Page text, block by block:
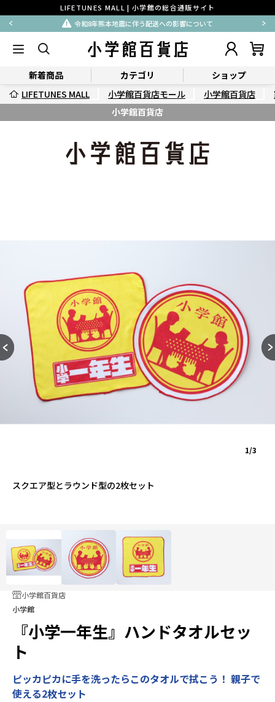
LIFETUNES MALL | 小学館の総合通販サイト
令和8年熊本地震に伴う配送への影響について
新着商品 カテゴリ
ショップ
LIFETUNES MALL
小学館百貨店モール 小学館百貨店
小学館百貨店
スクエア型とラウンド型の2枚セット
1/3
小学館百貨店
小学館
『小学一年生』ハンドタオルセッ
ト
ピッカピカに手を洗ったらこのタオルで拭こう！ 親子で
使える2枚セット